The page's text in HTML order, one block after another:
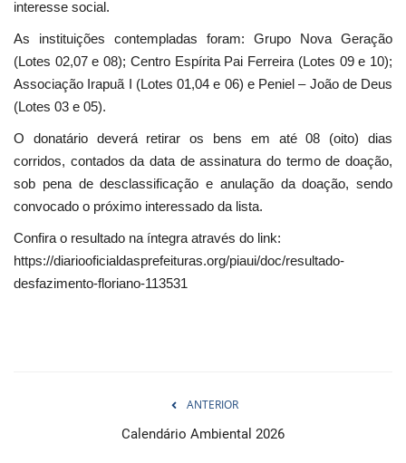
interesse social.
As instituições contempladas foram: Grupo Nova Geração
(Lotes 02,07 e 08); Centro Espírita Pai Ferreira (Lotes 09 e 10);
Associação Irapuã I (Lotes 01,04 e 06) e Peniel – João de Deus
(Lotes 03 e 05).
O donatário deverá retirar os bens em até 08 (oito) dias
corridos, contados da data de assinatura do termo de doação,
sob pena de desclassificação e anulação da doação, sendo
convocado o próximo interessado da lista.
Confira o resultado na íntegra através do link:
https://diariooficialdasprefeituras.org/piaui/doc/resultado-
desfazimento-floriano-113531
ANTERIOR
Calendário Ambiental 2026